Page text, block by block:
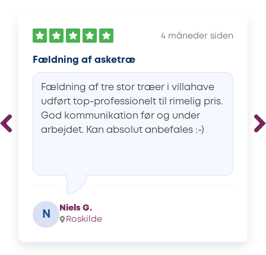
4 måneder siden
Fældning af asketræ
Fældning af tre stor træer i villahave
udført top-professionelt til rimelig pris.
God kommunikation før og under
arbejdet. Kan absolut anbefales :-)
N
Niels G.
Roskilde